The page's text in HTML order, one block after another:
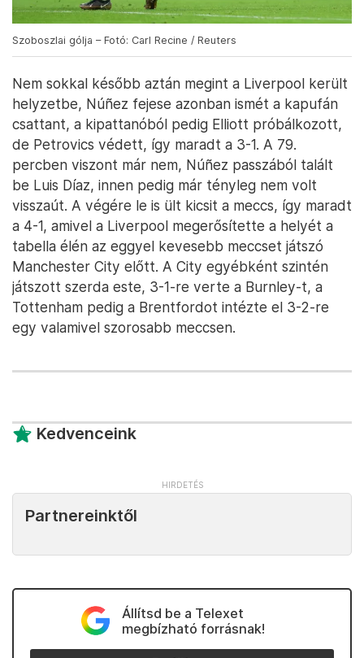
Szoboszlai gólja – Fotó: Carl Recine / Reuters
Nem sokkal később aztán megint a Liverpool került
helyzetbe, Núñez fejese azonban ismét a kapufán
csattant, a kipattanóból pedig Elliott próbálkozott,
de Petrovics védett, így maradt a 3-1. A 79.
percben viszont már nem, Núñez passzából talált
be Luis Díaz, innen pedig már tényleg nem volt
visszaút. A végére le is ült kicsit a meccs, így maradt
a 4-1, amivel a Liverpool megerősítette a helyét a
tabella élén az eggyel kevesebb meccset játszó
Manchester City előtt. A City egyébként szintén
játszott szerda este, 3-1-re verte a Burnley-t, a
Tottenham pedig a Brentfordot intézte el 3-2-re
egy valamivel szorosabb meccsen.
Kedvenceink
Partnereinktől
Állítsd be a Telexet
megbízható forrásnak!